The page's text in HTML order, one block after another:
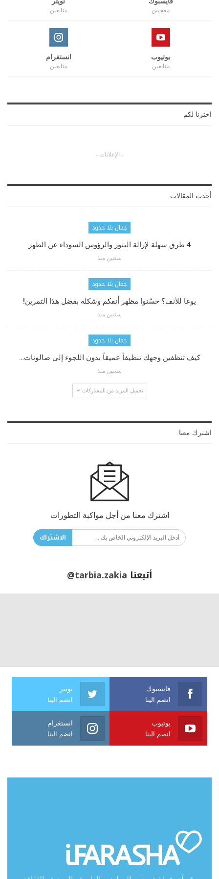
معجبين متابعين
يوتيوب
متابعين
انستغرام
متابعين
اخترنا لكم
- الإعلانات -
أحدث المقالات
جمال بلا حدود
4 طرق سهلة لإزالة البثور والرؤوس السوداء عن الظهر
سنتين منذ
جمال بلا حدود
يوغا للأنف؟ حسّنوا مظهر أنفكم وشكله بفضل هذا التمرين!
سنتين منذ
جمال بلا حدود
كيف تنظفين وجهك تنظيفاً عميقاً بدون اللجوء إلى صالونات…
سنتين منذ
تحميل المزيد من المشاركات
اشترك معنا
اشترك معنا من أجل مواكبة التطورات
الاشتراك
أتبعنا @tarbia.zakia
فايسبوك
انضم الينا
تويتر
انضم الينا
يوتيوب
انضم الينا
انستغرام
انضم الينا